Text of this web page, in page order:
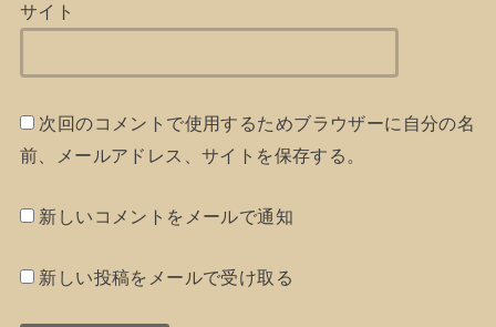
サイト
次回のコメントで使用するためブラウザーに自分の名
前、メールアドレス、サイトを保存する。
新しいコメントをメールで通知
新しい投稿をメールで受け取る